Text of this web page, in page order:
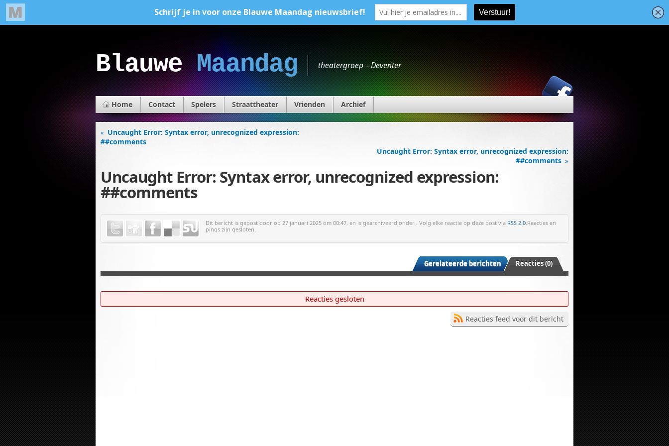
BlauweMaandag theatergroep – Deventer
Home Contact Spelers Straattheater Vrienden Archief
« Uncaught Error: Syntax error, unrecognized expression:
##comments
Uncaught Error: Syntax error, unrecognized expression:
##comments »
Uncaught Error: Syntax error, unrecognized expression:
##comments
Dit bericht is gepost door op 27 januari 2025 om 00:47, en is gearchiveerd onder . Volg elke reactie op deze post via RSS 2.0.Reacties en
pings zijn gesloten.
Reacties (0)
Gerelateerde berichten
Reacties gesloten
Reacties feed voor dit bericht